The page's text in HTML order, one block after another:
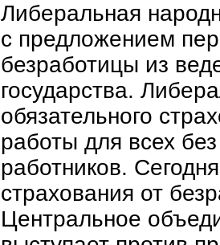
Либеральная
с предложением
безработицы из
государства.
обязательного
работы для всех
работников.
страхования от
Центральное